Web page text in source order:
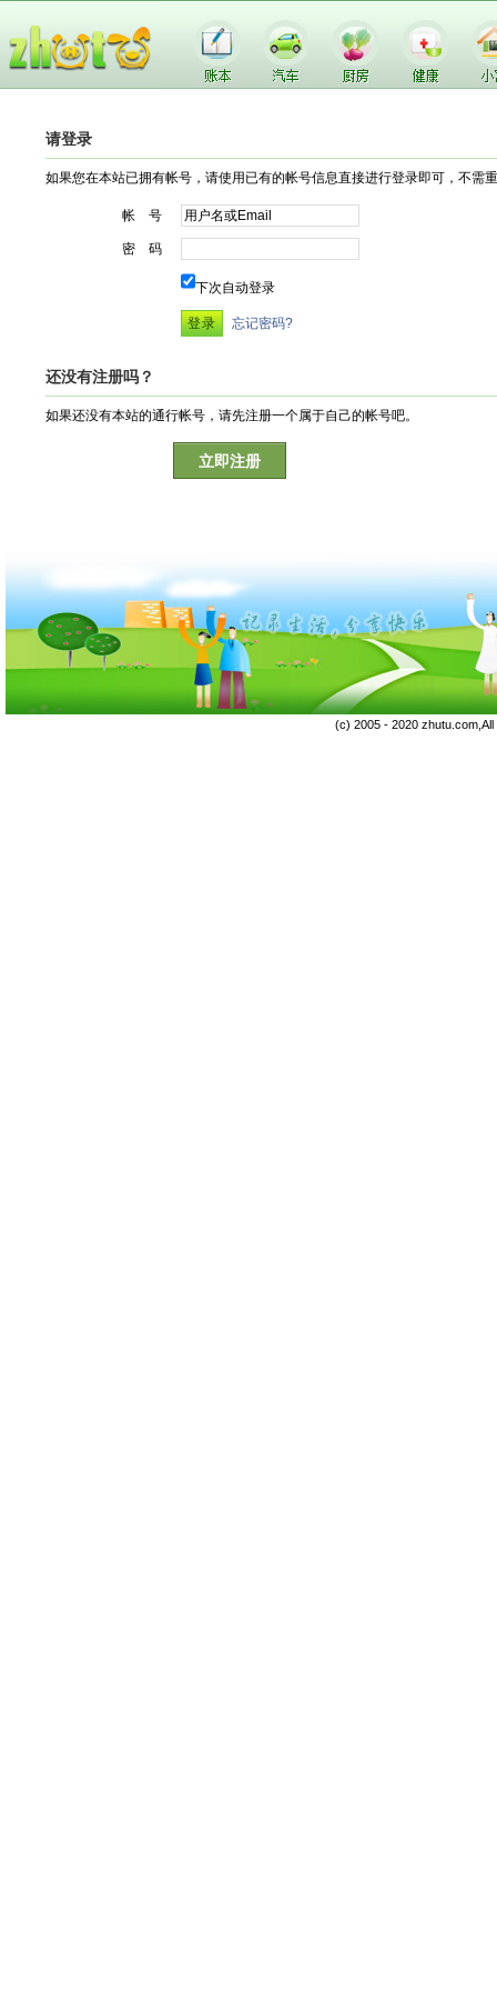
请登录
如果您在本站已拥有帐号，请使用已有的帐号信息直接进行登录即可，不需
帐 号
密 码
下次自动登录
忘记密码?
还没有注册吗？
如果还没有本站的通行帐号，请先注册一个属于自己的帐号吧。
立即注册
(c) 2005 - 2020